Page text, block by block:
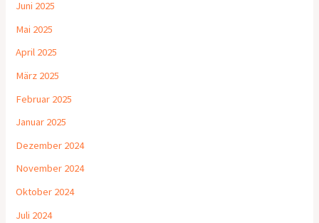
Juni 2025
Mai 2025
April 2025
März 2025
Februar 2025
Januar 2025
Dezember 2024
November 2024
Oktober 2024
Juli 2024